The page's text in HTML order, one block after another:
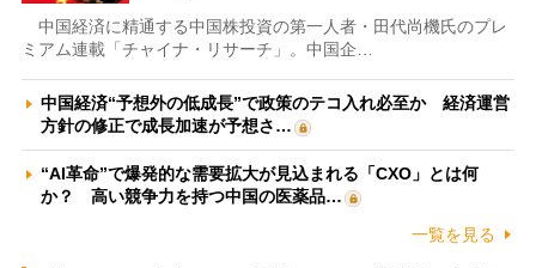
中国経済に精通する中国株投資の第一人者・田代尚機氏のプレ
ミアム連載「チャイナ・リサーチ」。中国企…
中国経済“予想外の低成長”で政策のテコ入れ必至か 経済運営
方針の修正で成長加速が予想さ…
“AI革命”で爆発的な需要拡大が見込まれる「CXO」とは何
か？ 高い競争力を持つ中国の医薬品…
一覧を見る